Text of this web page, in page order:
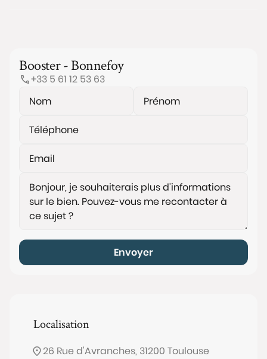
Booster - Bonnefoy
+33 5 61 12 53 63
Envoyer
Localisation
26 Rue d'Avranches, 31200 Toulouse